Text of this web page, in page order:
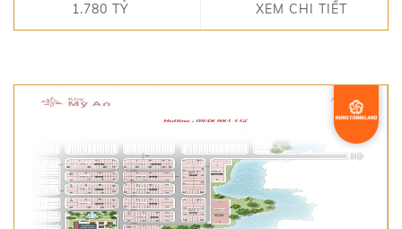
1.780 TỶ XEM CHI TIẾT